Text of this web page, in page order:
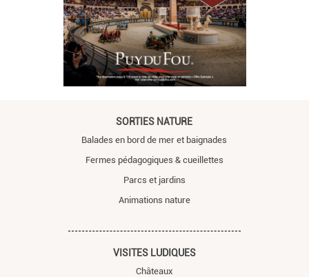
SORTIES NATURE
Balades en bord de mer et baignades
Fermes pédagogiques & cueillettes
Parcs et jardins
Animations nature
VISITES LUDIQUES
Châteaux